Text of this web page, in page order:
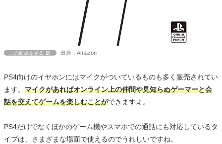
この商品を見る 出典：Amazon
PS4向けのイヤホンにはマイクがついているものも多く販売されてい
ます。 マイクがあればオンライン上の仲間や見知らぬゲーマーと会
話を交えてゲームを楽しむことができますよ。
PS4だけでなくほかのゲーム機やスマホでの通話にも対応しているタ
イプは、さまざまな場面で使えるのでうれしいですね。